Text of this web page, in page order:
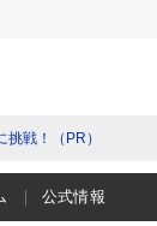
戦！（PR）
公式情報